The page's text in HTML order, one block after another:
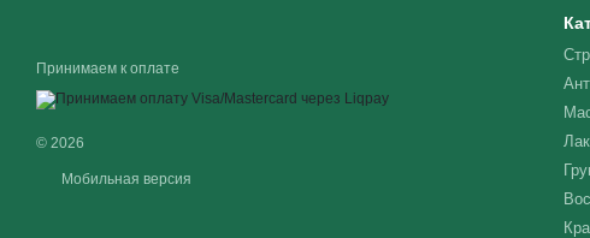
Принимаем к оплате
© 2026
Мобильная версия